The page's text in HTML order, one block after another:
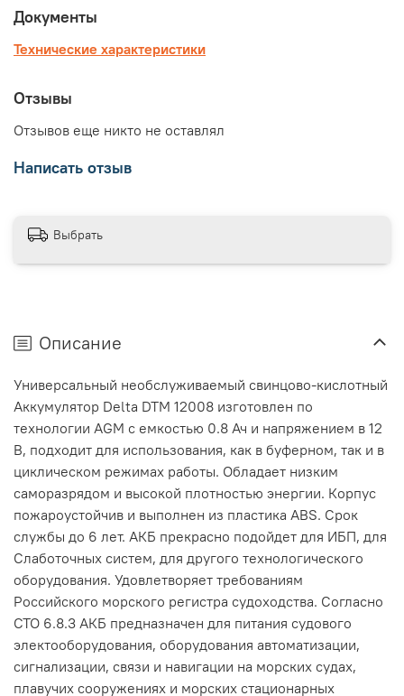
Документы
Технические характеристики
Отзывы
Отзывов еще никто не оставлял
Написать отзыв
Выбрать
Описание
Универсальный необслуживаемый свинцово-кислотный
Аккумулятор Delta DTM 12008 изготовлен по
технологии AGM с емкостью 0.8 Ач и напряжением в 12
В, подходит для использования, как в буферном, так и в
циклическом режимах работы. Обладает низким
саморазрядом и высокой плотностью энергии. Корпус
пожароустойчив и выполнен из пластика ABS. Срок
службы до 6 лет. АКБ прекрасно подойдет для ИБП, для
Слаботочных систем, для другого технологического
оборудования. Удовлетворяет требованиям
Российского морского регистра судоходства. Согласно
СТО 6.8.3 АКБ предназначен для питания судового
электооборудования, оборудования автоматизации,
сигнализации, связи и навигации на морских судах,
плавучих сооружениях и морских стационарных